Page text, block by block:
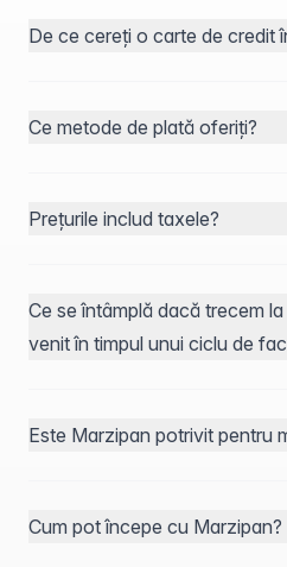
De ce cereți o carte de credit
Ce metode de plată oferiți?
Prețurile includ taxele?
Ce se întâmplă dacă trecem
venit în timpul unui ciclu de
Este Marzipan potrivit pentru
Cum pot începe cu Marzipan?